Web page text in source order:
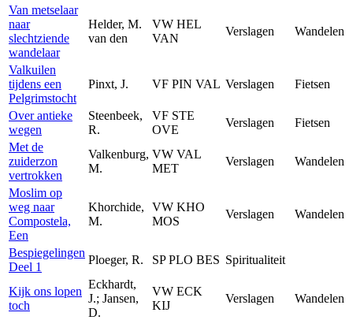
Van metselaar
naar
slechtziende
wandelaar
Helder, M.
van den
VW HEL
VAN
Verslagen Wandelen
Valkuilen
tijdens een
Pelgrimstocht
Pinxt, J. VF PIN VAL Verslagen Fietsen
Over antieke
wegen
Steenbeek,
R.
VF STE
OVE
Verslagen
Fietsen
Met de
zuiderzon
vertrokken
Valkenburg,
M.
VW VAL
MET
Verslagen Wandelen
Moslim op
weg naar
Compostela,
Een
Khorchide,
M.
VW KHO
MOS
Verslagen Wandelen
Bespiegelingen
Deel 1
Ploeger, R. SP PLO BES Spiritualiteit
Kijk ons lopen
toch
Eckhardt,
J.; Jansen,
D.
VW ECK
KIJ
Verslagen Wandelen